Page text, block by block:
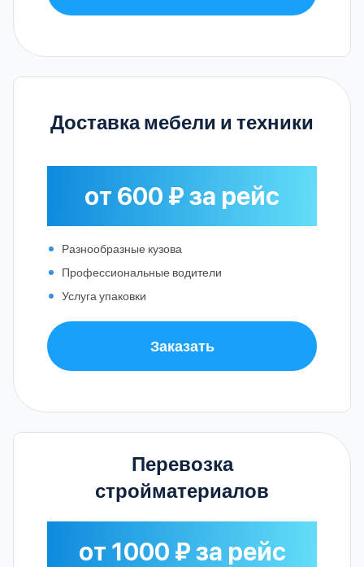
Доставка мебели и техники
от 600 ₽ за рейс
Разнообразные кузова
Профессиональные водители
Услуга упаковки
Заказать
Перевозка
стройматериалов
от 1000 ₽ за рейс